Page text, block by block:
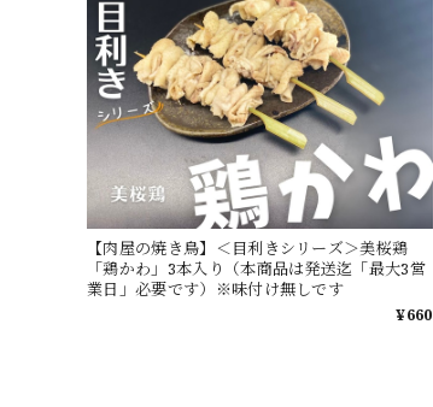
【肉屋の焼き鳥】＜目利きシリーズ＞美桜鶏
「鶏かわ」3本入り（本商品は発送迄「最大3営
業日」必要です）※味付け無しです
¥660